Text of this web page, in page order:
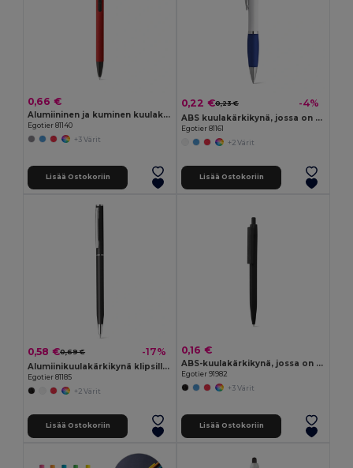
0,66 €
Alumiininen ja kuminen kuulakynä
Egotier 81140
+3 Värit
Lisää Ostokoriin
0,22 €0,23 € -4%
ABS kuulakärkikynä, jossa on klipsi ja metallisia sävyjä
Egotier 81161
+2 Värit
Lisää Ostokoriin
0,58 €0,69 € -17%
Alumiinikuulakärkikynä klipsillä ja kääntömekanismilla
Egotier 81185
+2 Värit
Lisää Ostokoriin
0,16 €
ABS-kuulakärkikynä, jossa on kiinteä kiiltävä pinta
Egotier 91982
+3 Värit
Lisää Ostokoriin